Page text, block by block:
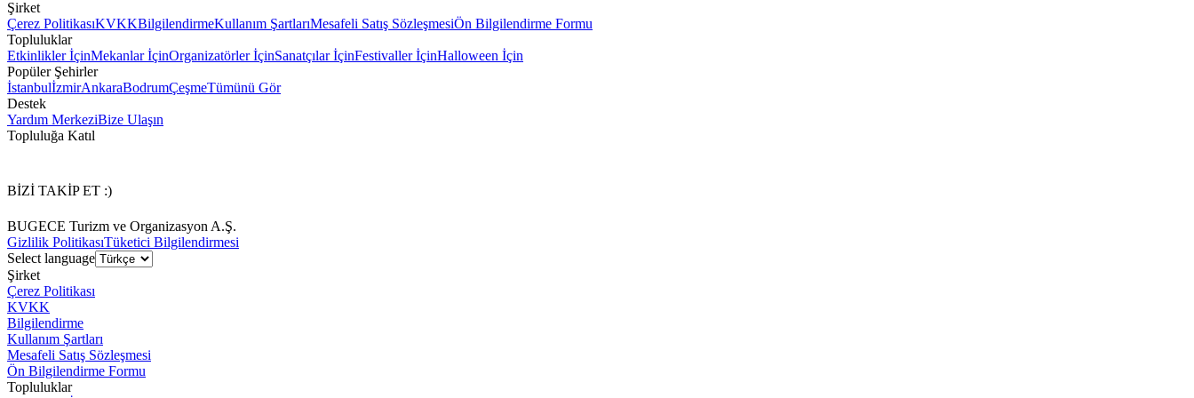
Şirket
Çerez PolitikasıKVKKBilgilendirmeKullanım ŞartlarıMesafeli Satış SözleşmesiÖn Bilgilendirme Formu
Topluluklar
Etkinlikler İçinMekanlar İçinOrganizatörler İçinSanatçılar İçinFestivaller İçinHalloween İçin
Popüler Şehirler
İstanbulİzmirAnkaraBodrumÇeşmeTümünü Gör
Destek
Yardım MerkeziBize Ulaşın
Topluluğa Katıl
BİZİ TAKİP ET :)
BUGECE Turizm ve Organizasyon A.Ş.
Gizlilik PolitikasıTüketici Bilgilendirmesi
Select language
Şirket
Çerez Politikası
KVKK
Bilgilendirme
Kullanım Şartları
Mesafeli Satış Sözleşmesi
Ön Bilgilendirme Formu
Topluluklar